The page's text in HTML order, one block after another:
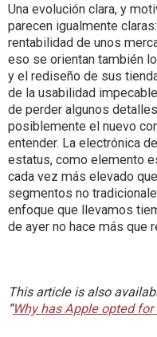
Una evolución clara, y
parecen igualmente
rentabilidad de unos
eso se orientan también
y el rediseño de sus
de la usabilidad
de perder algunos
posiblemente el nuevo
entender. La electrónica
estatus, como elemento
cada vez más elevado
segmentos no
enfoque que llevamos
de ayer no hace más que
This article is also
“Why has Apple opted